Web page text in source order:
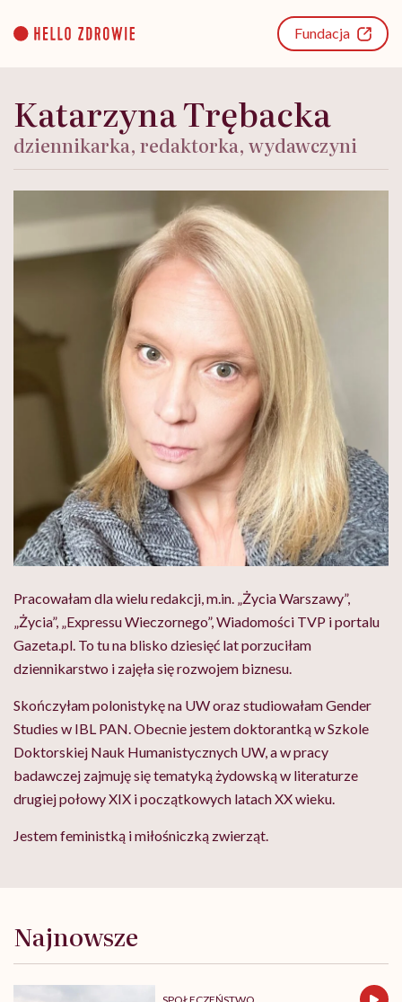
content
Fundacja
Katarzyna Trębacka
dziennikarka, redaktorka, wydawczyni
Pracowałam dla wielu redakcji, m.in. „Życia Warszawy”,
„Życia”, „Expressu Wieczornego”, Wiadomości TVP i portalu
Gazeta.pl. To tu na blisko dziesięć lat porzuciłam
dziennikarstwo i zajęła się rozwojem biznesu.
Skończyłam polonistykę na UW oraz studiowałam Gender
Studies w IBL PAN. Obecnie jestem doktorantką w Szkole
Doktorskiej Nauk Humanistycznych UW, a w pracy
badawczej zajmuję się tematyką żydowską w literaturze
drugiej połowy XIX i początkowych latach XX wieku.
Jestem feministką i miłośniczką zwierząt.
Najnowsze
SPOŁECZEŃSTWO